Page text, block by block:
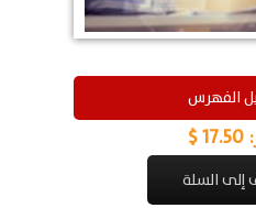
الفهرس
17.50 $